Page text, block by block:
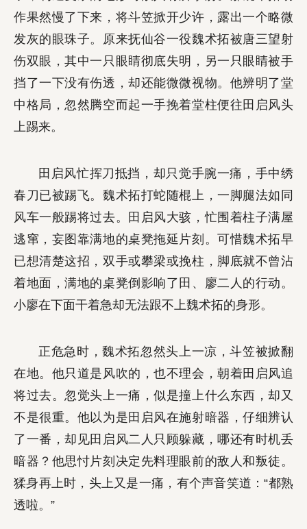
作果然慢了下来，将斗笠掀开少许，露出一个略微
发灰的眼珠子。原来抚仙谷一役魏术拓被唐三望射
伤双眼，其中一只眼睛彻底失明，另一只眼睛被手
挡了一下没有伤透，却还能微微视物。他辨明了堂
中格局，忽然腾空而起一手挽着堂柱便往田启风头
上踢来。
田启风忙挥刀抵挡，却只觉手腕一痛，手中绣
春刀已被踢飞。魏术拓打蛇随棍上，一脚腿法如同
风车一般踢将过去。田启风大骇，忙围着柱子满屋
逃窜，妄图靠满地的桌凳拖延片刻。可惜魏术拓早
已想清楚这招，双手或攀梁或挽柱，脚底就不曾沾
着地面，满地的桌凳倒影响了田、廖二人的行动。
小廖在下面干着急却无法跟不上魏术拓的身形。
正危急时，魏术拓忽然头上一凉，斗笠被掀翻
在地。他只道是风吹的，也不理会，朝着田启风追
将过去。忽觉头上一痛，似是撞上什么东西，却又
不是很重。他以为是田启风在施射暗器，仔细辨认
了一番，却见田启风二人只顾躲藏，哪还有时机丢
暗器？他思忖片刻决定先料理眼前的敌人和叛徒。
猱身再上时，头上又是一痛，有个声音笑道：“都熟
透啦。”